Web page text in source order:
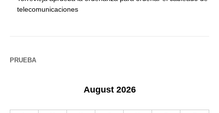
telecomunicaciones
PRUEBA
August 2026